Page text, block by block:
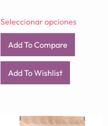
Seleccionar opciones
Add To Compare
Add To Wishlist